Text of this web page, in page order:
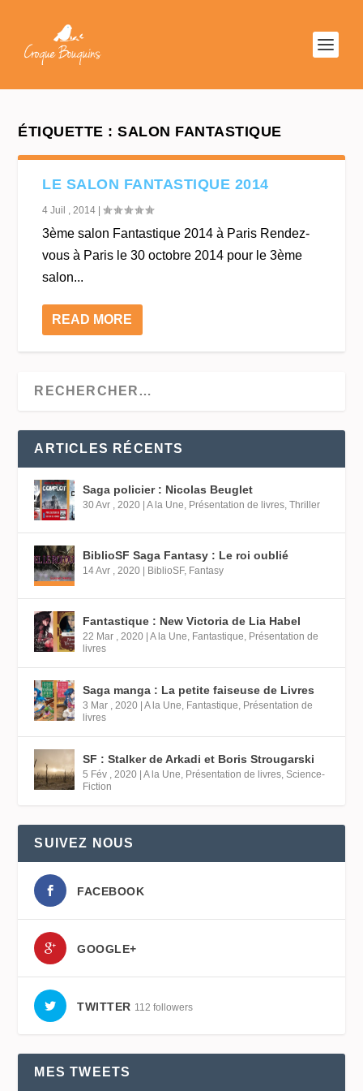
ÉTIQUETTE :SALON FANTASTIQUE
LE SALON FANTASTIQUE 2014
4 Juil , 2014 |
3ème salon Fantastique 2014 à Paris Rendez-
vous à Paris le 30 octobre 2014 pour le 3ème
salon...
READ MORE
ARTICLES RÉCENTS
Saga policier : Nicolas Beuglet
30 Avr , 2020 |A la Une, Présentation de livres,Thriller
BiblioSF Saga Fantasy : Le roi oublié
14 Avr , 2020 BiblioSF, Fantasy
Fantastique : New Victoria de Lia Habel
22 Mar , 2020 |A la Une, Fantastique, Présentation de
livres
Saga manga : La petite faiseuse de Livres
3 Mar , 2020 |A la Une, Fantastique, Présentation de
livres
SF : Stalker de Arkadi et Boris Strougarski
5 Fév , 2020 |A la Une, Présentation de livres,Science-
Fiction
SUIVEZ NOUS
FACEBOOK
GOOGLE+
TWITTER 112 followers
MES TWEETS